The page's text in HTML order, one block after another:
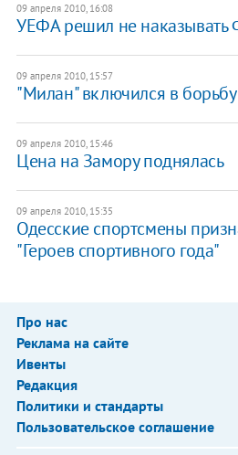
09 апреля 2010, 16:08
УЕФА решил не наказывать
09 апреля 2010, 15:57
"Милан" включился в
09 апреля 2010, 15:46
Цена на Замору поднялась
09 апреля 2010, 15:35
Одесские спортсмены
"Героев спортивного года"
Про нас
Реклама на сайте
Ивенты
Редакция
Политики и стандарты
Пользовательское соглашение